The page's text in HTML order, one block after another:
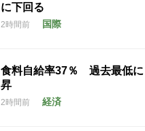
に下回る
2時間前 国際
食料自給率37％ 過去最低
昇
2時間前 経済